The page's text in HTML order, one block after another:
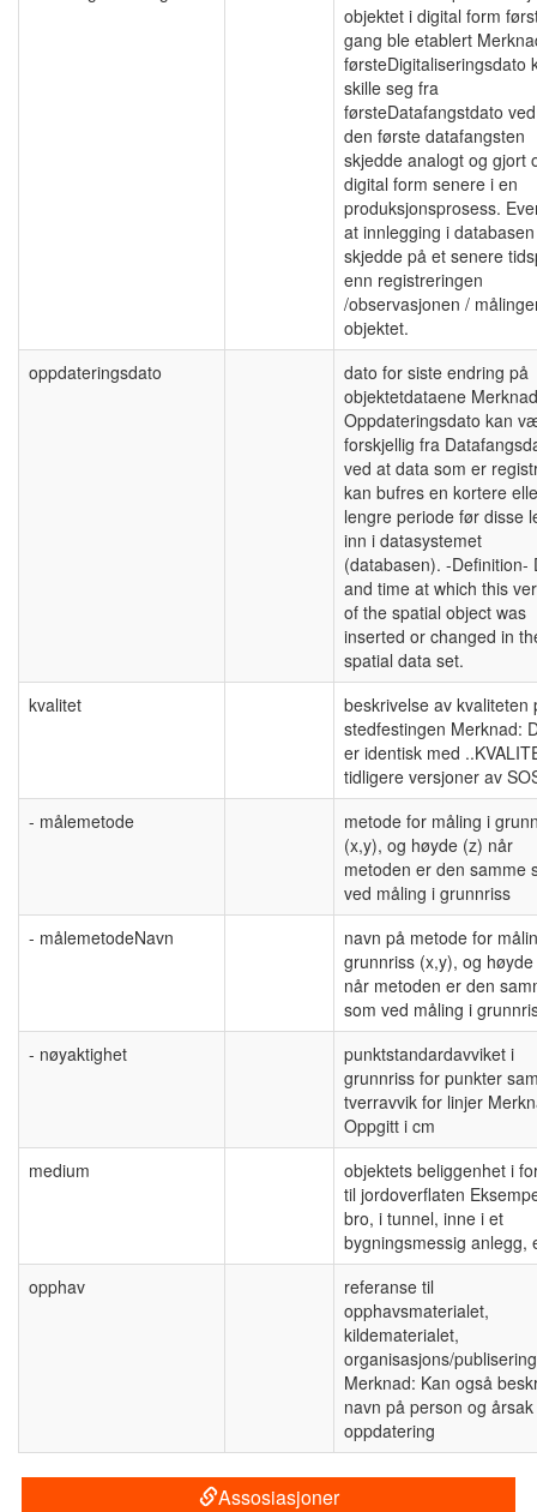
objektet i digital form
gang ble etablert
førsteDigitaliseringsdato
skille seg fra
førsteDatafangstdato
den første datafangsten
skjedde analogt og gjort
digital form senere i en
produksjonsprosess.
at innlegging i databasen
skjedde på et senere
enn registreringen
/observasjonen /
objektet.
oppdateringsdato
dato for siste endring på
objektetdataene
Oppdateringsdato kan
forskjellig fra
ved at data som er
kan bufres en kortere
lengre periode før disse
inn i datasystemet
(databasen). -Definition-
and time at which this
of the spatial object was
inserted or changed in
spatial data set.
kvalitet
beskrivelse av kvaliteten
stedfestingen Merknad:
er identisk med
tidligere versjoner av
- målemetode
metode for måling i
(x,y), og høyde (z) når
metoden er den samme
ved måling i grunnriss
- målemetodeNavn
navn på metode for
grunnriss (x,y), og
når metoden er den
som ved måling i
- nøyaktighet
punktstandardavviket i
grunnriss for punkter
tverravvik for linjer
Oppgitt i cm
medium
objektets beliggenhet i
til jordoverflaten
bro, i tunnel, inne i et
bygningsmessig anlegg,
opphav
referanse til
opphavsmaterialet,
kildematerialet,
organisasjons/
Merknad: Kan også
navn på person og
oppdatering
Assosiasjoner